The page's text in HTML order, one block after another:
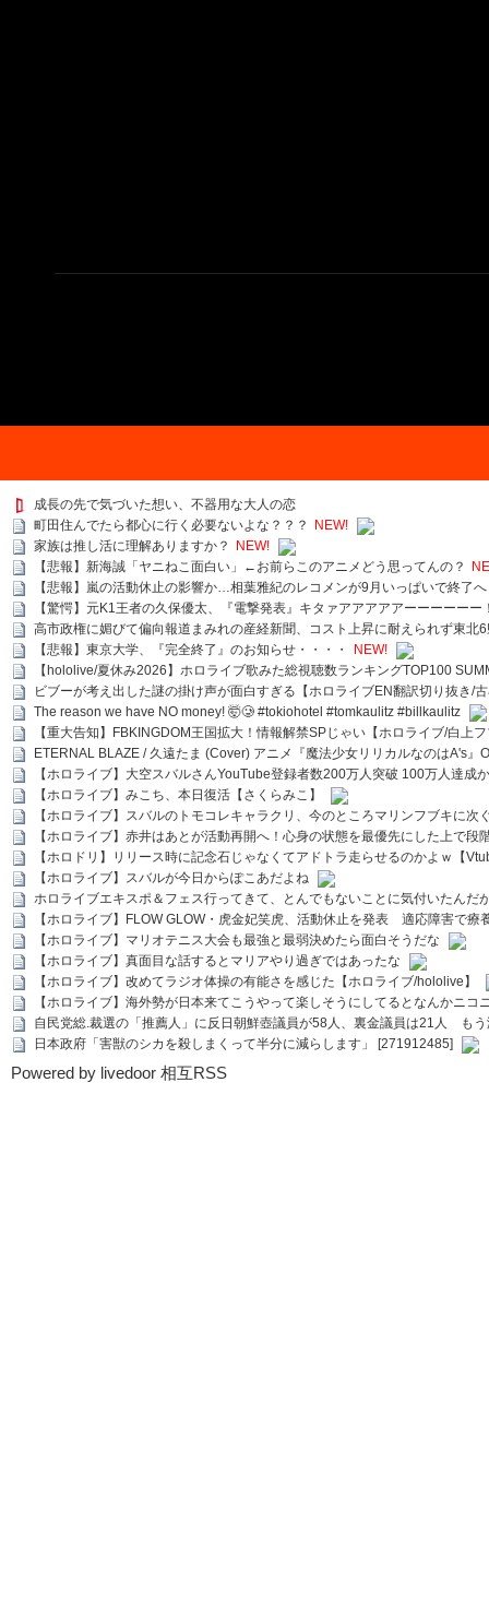
成長の先で気づいた想い、不器用な大人の恋
町田住んでたら都心に行く必要ないよな？？？
NEW!
家族は推し活に理解ありますか？
NEW!
【悲報】新海誠「ヤニねこ面白い」←お前らこのアニメどう思ってんの？
【悲報】嵐の活動休止の影響か…相葉雅紀のレコメンが9月いっぱいで終了へ
【驚愕】元K1王者の久保優太、『電撃発表』キタァアアアアアーーーーーー
高市政権に媚びて偏向報道まみれの産経新聞、コスト上昇に耐えられず東北
【悲報】東京大学、『完全終了』のお知らせ・・・・
NEW!
【hololive/夏休み2026】ホロライブ歌みた総視聴数ランキングTOP100
ビブーが考え出した謎の掛け声が面白すぎる【ホロライブEN翻訳切り抜き/
The reason we have NO money! 🤯🥲 #tokiohotel #tomkaulitz #billkaulitz
【重大告知】FBKINGDOM王国拡大！情報解禁SPじゃい【ホロライブ/白上
ETERNAL BLAZE / 久遠たま (Cover) アニメ『魔法少女リリカルなのはA's』
【ホロライブ】大空スバルさんYouTube登録者数200万人突破 100万人達成
【ホロライブ】みこち、本日復活【さくらみこ】
【ホロライブ】スバルのトモコレキャラクリ、今のところマリンフブキに
【ホロライブ】赤井はあとが活動再開へ！心身の状態を最優先にした上で段
【ホロドリ】リリース時に記念石じゃなくてアドトラ走らせるのかよｗ【
【ホロライブ】スバルが今日からぽこあだよね
ホロライブエキスポ＆フェス行ってきて、とんでもないことに気付いたんだ
【ホロライブ】FLOW GLOW・虎金妃笑虎、活動休止を発表 適応障害で療
【ホロライブ】マリオテニス大会も最強と最弱決めたら面白そうだな
【ホロライブ】真面目な話するとマリアやり過ぎではあったな
【ホロライブ】改めてラジオ体操の有能さを感じた【ホロライブ/hololive】
【ホロライブ】海外勢が日本来てこうやって楽しそうにしてるとなんかニコ
自民党総.裁選の「推薦人」に反日朝鮮壺議員が58人、裏金議員は21人 も
日本政府「害獣のシカを殺しまくって半分に減らします」 [271912485]
Powered by livedoor 相互RSS